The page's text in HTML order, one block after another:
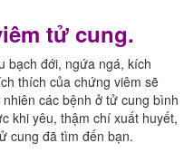
tử cung.
bạch đới, ngứa ngá, kích
thích của chứng viêm sẽ
các bệnh ở tử cung bình
khi yêu, thậm chí xuất huyết,
cung đã tìm đến bạn.